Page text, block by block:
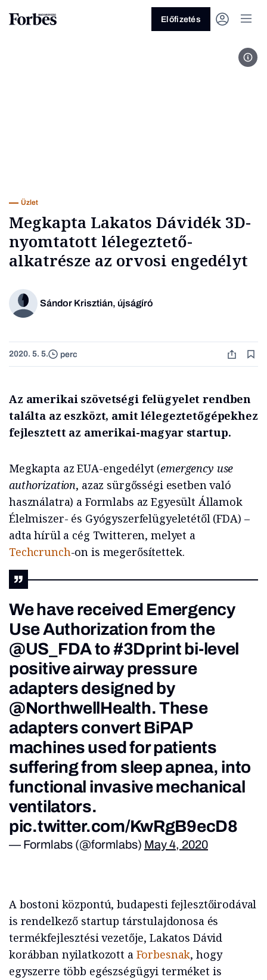
Előfizetés
Üzlet
Megkapta Lakatos Dávidék 3D-
nyomtatott lélegeztető-
alkatrésze az orvosi engedélyt
Sándor Krisztián, újságíró
2020. 5. 5. perc
Az amerikai szövetségi felügyelet rendben
találta az eszközt, amit lélegeztetőgépekhez
fejlesztett az amerikai-magyar startup.
Megkapta az EUA-engedélyt (emergency use
authorization, azaz sürgősségi esetben való
használatra) a Formlabs az Egyesült Államok
Élelmiszer- és Gyógyszerfelügyeletétől (FDA) –
adta hírül a cég Twitteren, melyet a
Techcrunch-on is megerősítettek.
We have received Emergency
Use Authorization from the
@US_FDAto#3Dprintbi-level
positive airway pressure
adapters designed by
@NorthwellHealth. These
adapters convert BiPAP
machines used for patients
suffering from sleep apnea, into
functional invasive mechanical
ventilators.
pic.twitter.com/KwRgB9ecD8
— Formlabs (@formlabs) May 4, 2020
A bostoni központú, budapesti fejlesztőirodával
is rendelkező startup társtulajdonosa és
termékfejlesztési vezetője, Lakatos Dávid
korábban nyilatkozott a Forbesnak, hogy
egyszerre több egészségügyi terméket is